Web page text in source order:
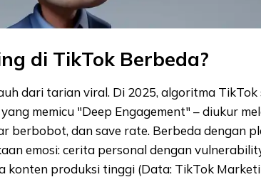
di TikTok Berbeda?
dari tarian viral. Di 2025, algoritma TikTok
memicu "Deep Engagement" – diukur
berbobot, dan save rate. Berbeda dengan
emosi: cerita personal dengan
konten produksi tinggi (Data: TikTok